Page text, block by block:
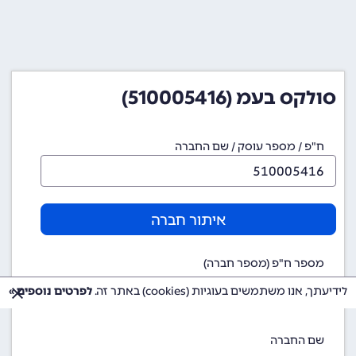
סולקס בעמ (510005416)
ח"פ / מספר עוסק / שם החברה
איתור חברה
מספר ח"פ (מספר חברה)
510005416
שם החברה
לידיעתך, אנו משתמשים בעוגיות (cookies) באתר זה. לפרטים נוספים »